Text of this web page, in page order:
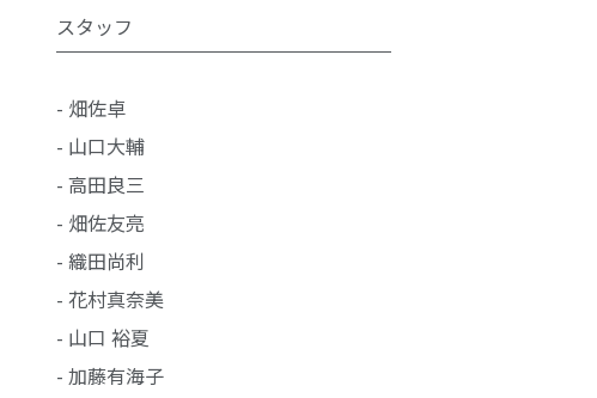
スタッフ
- 畑佐卓
- 山口大輔
- 高田良三
- 畑佐友亮
- 織田尚利
- 花村真奈美
- 山口 裕夏
- 加藤有海子